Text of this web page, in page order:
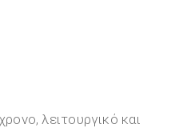
λειτουργικό και